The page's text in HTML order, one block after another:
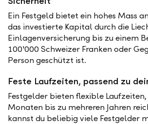
Ein Festgeld bietet ein hohes Mass
das investierte Kapital durch die
Einlagenversicherung bis zu einem
100'000 Schweizer Franken oder
Person geschützt ist.
Feste Laufzeiten, passend zu
Festgelder bieten flexible
Monaten bis zu mehreren Jahren
kannst du beliebig viele Festgelder